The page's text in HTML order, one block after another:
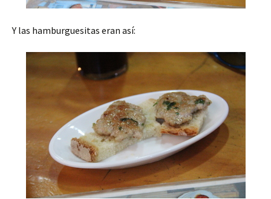
Y las hamburguesitas eran así: